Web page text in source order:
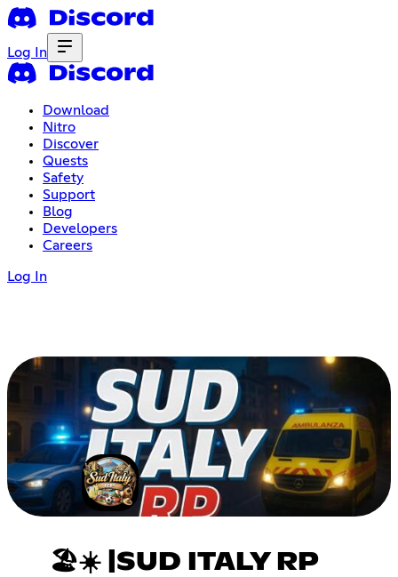
Log In
Download
Nitro
Discover
Quests
Safety
Support
Blog
Developers
Careers
Log In
🏖☀ |SUD ITALY RP